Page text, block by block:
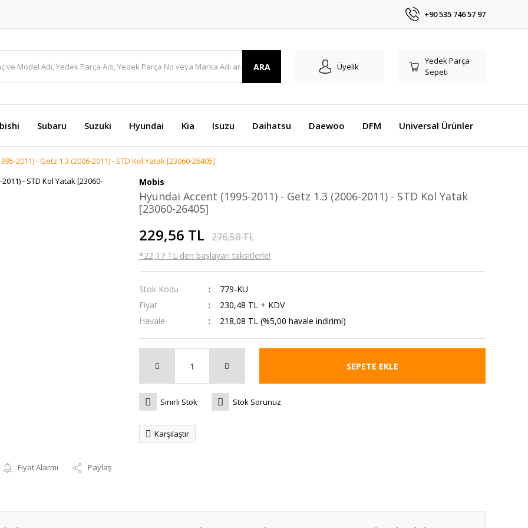
+90 535 746 57 97
ARA Üyelik
Yedek Parça
Sepeti
Subaru Suzuki Hyundai Kia Isuzu Daihatsu Daewoo DFM Universal Ürünler
2011) - Getz 1.3 (2006-2011) - STD Kol Yatak [23060-26405]
Fiyat Alarmı Paylaş
Mobis
Hyundai Accent (1995-2011) - Getz 1.3 (2006-2011) - STD Kol Yatak
[23060-26405]
229,56 TL 276,58 TL
*22,17 TL den başlayan taksitlerle!
Stok Kodu
779-KU
Fiyat
230,48 TL + KDV
Havale
218,08 TL (%5,00 havale indirimi)
SEPETE EKLE
Sınırlı Stok Stok Sorunuz
Karşılaştır